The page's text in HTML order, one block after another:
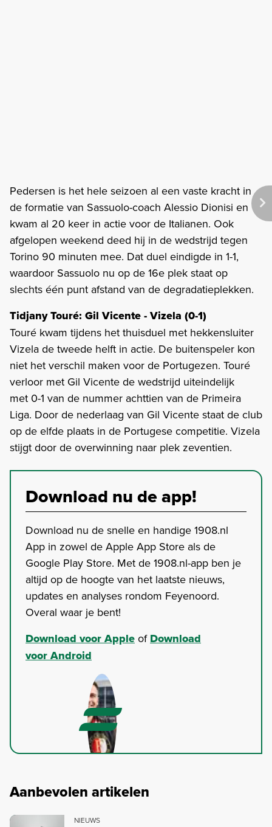
Pedersen is het hele seizoen al een vaste kracht in
de formatie van Sassuolo-coach Alessio Dionisi en
kwam al 20 keer in actie voor de Italianen. Ook
afgelopen weekend deed hij in de wedstrijd tegen
Torino 90 minuten mee. Dat duel eindigde in 1-1,
waardoor Sassuolo nu op de 16e plek staat op
slechts één punt afstand van de degradatieplekken.
Tidjany Touré: Gil Vicente - Vizela (0-1)
Touré kwam tijdens het thuisduel met hekkensluiter
Vizela de tweede helft in actie. De buitenspeler kon
niet het verschil maken voor de Portugezen. Touré
verloor met Gil Vicente de wedstrijd uiteindelijk
met 0-1 van de nummer achttien van de Primeira
Liga. Door de nederlaag van Gil Vicente staat de club
op de elfde plaats in de Portugese competitie. Vizela
stijgt door de overwinning naar plek zeventien.
Download nu de app!
Download nu de snelle en handige 1908.nl
App in zowel de Apple App Store als de
Google Play Store. Met de 1908.nl-app ben je
altijd op de hoogte van het laatste nieuws,
updates en analyses rondom Feyenoord.
Overal waar je bent!
Download voor Apple of Download
voor Android
Aanbevolen artikelen
NIEUWS